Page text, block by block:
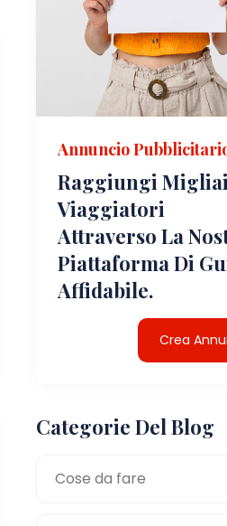
Annuncio
Raggiungi
Viaggiatori
Attraverso La
Piattaforma Di
Affidabile.
Crea
Categorie Del Blog
Cose da fare